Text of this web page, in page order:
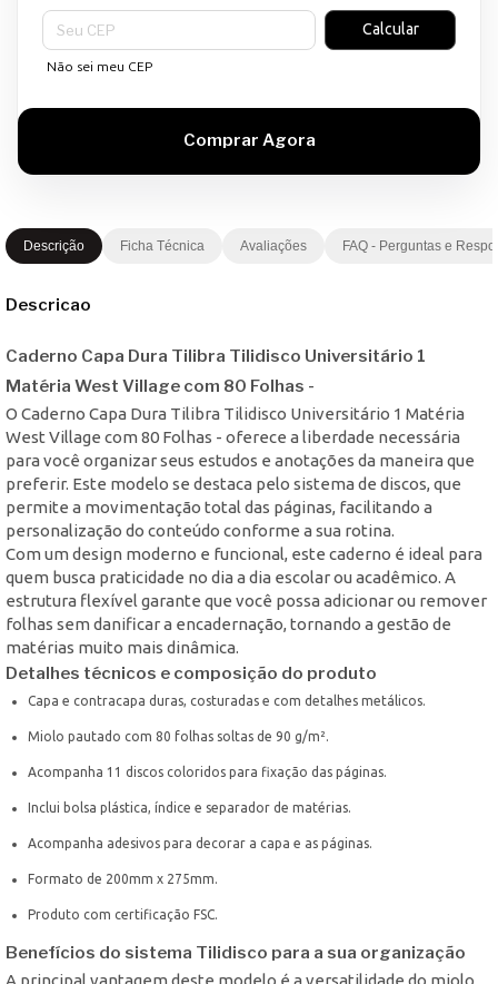
Entregas para o CEP:
Calcular
Não sei meu CEP
Descrição Ficha Técnica Avaliações FAQ - Perguntas e
Descricao
Caderno Capa Dura Tilibra Tilidisco Universitário 1
Matéria West Village com 80 Folhas -
O Caderno Capa Dura Tilibra Tilidisco Universitário 1 Matéria
West Village com 80 Folhas - oferece a liberdade necessária
para você organizar seus estudos e anotações da maneira que
preferir. Este modelo se destaca pelo sistema de discos, que
permite a movimentação total das páginas, facilitando a
personalização do conteúdo conforme a sua rotina.
Com um design moderno e funcional, este caderno é ideal para
quem busca praticidade no dia a dia escolar ou acadêmico. A
estrutura flexível garante que você possa adicionar ou remover
folhas sem danificar a encadernação, tornando a gestão de
matérias muito mais dinâmica.
Detalhes técnicos e composição do produto
Capa e contracapa duras, costuradas e com detalhes metálicos.
Miolo pautado com 80 folhas soltas de 90 g/m².
Acompanha 11 discos coloridos para fixação das páginas.
Inclui bolsa plástica, índice e separador de matérias.
Acompanha adesivos para decorar a capa e as páginas.
Formato de 200mm x 275mm.
Produto com certificação FSC.
Benefícios do sistema Tilidisco para a sua organização
A principal vantagem deste modelo é a versatilidade do miolo.